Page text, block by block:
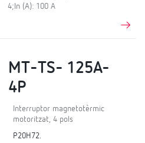
4;In (A): 100 A
MT-TS- 125A-
4P
Interruptor magnetotèrmic
motoritzat, 4 pols
P20H72.